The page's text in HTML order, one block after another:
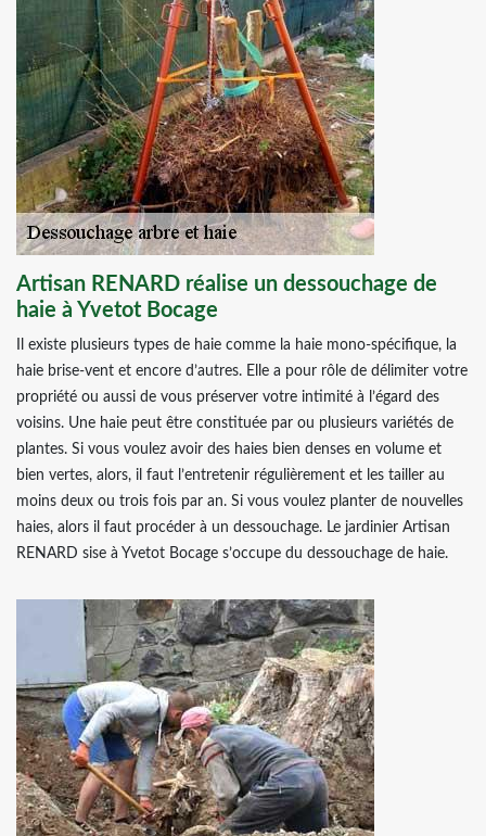
Artisan RENARD réalise un dessouchage de
haie à Yvetot Bocage
Il existe plusieurs types de haie comme la haie mono-spécifique, la
haie brise-vent et encore d’autres. Elle a pour rôle de délimiter votre
propriété ou aussi de vous préserver votre intimité à l’égard des
voisins. Une haie peut être constituée par ou plusieurs variétés de
plantes. Si vous voulez avoir des haies bien denses en volume et
bien vertes, alors, il faut l’entretenir régulièrement et les tailler au
moins deux ou trois fois par an. Si vous voulez planter de nouvelles
haies, alors il faut procéder à un dessouchage. Le jardinier Artisan
RENARD sise à Yvetot Bocage s’occupe du dessouchage de haie.